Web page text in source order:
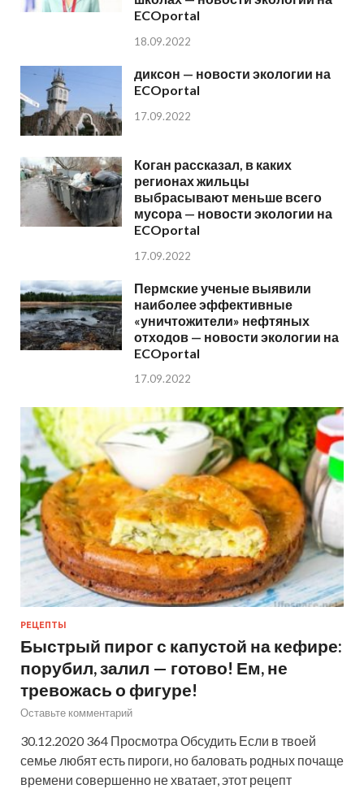
ECOportal
18.09.2022
диксон — новости экологии на
ECOportal
17.09.2022
Коган рассказал, в каких
регионах жильцы
выбрасывают меньше всего
мусора — новости экологии на
ECOportal
17.09.2022
Пермские ученые выявили
наиболее эффективные
«уничтожители» нефтяных
отходов — новости экологии на
ECOportal
17.09.2022
РЕЦЕПТЫ
Быстрый пирог с капустой на кефире:
порубил, залил — готово! Ем, не
тревожась о фигуре!
Оставьте комментарий
30.12.2020 364 Просмотра Обсудить Если в твоей
семье любят есть пироги, но баловать родных почаще
времени совершенно не хватает, этот рецепт